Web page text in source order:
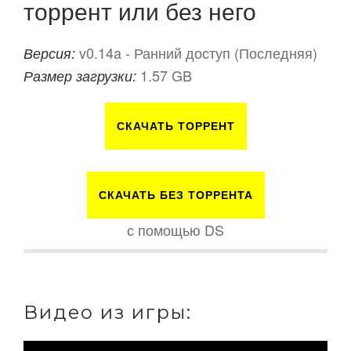
торрент или без него
Версия: v0.14a - Ранний доступ (Последняя)
Размер загрузки: 1.57 GB
СКАЧАТЬ ТОРРЕНТ
СКАЧАТЬ БЕЗ ТОРРЕНТА
с помощью DS
Видео из игры: